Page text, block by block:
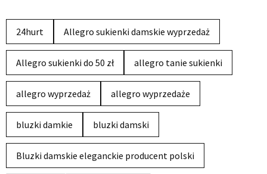
24hurt Allegro sukienki damskie wyprzedaż
Allegro sukienki do 50 zł allegro tanie sukienki
allegro wyprzedaż allegro wyprzedaże
bluzki damkie bluzki damski
Bluzki damskie eleganckie producent polski